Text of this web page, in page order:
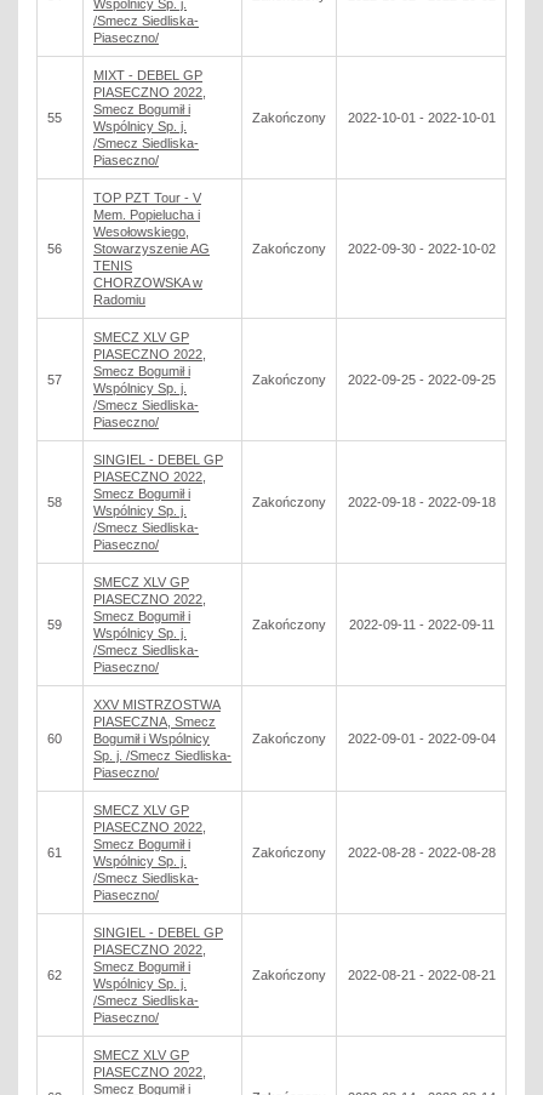
Wspólnicy Sp. j.
/Smecz Siedliska-
Piaseczno/
55
MIXT - DEBEL GP
PIASECZNO 2022,
Smecz Bogumił i
Wspólnicy Sp. j.
/Smecz Siedliska-
Piaseczno/
Zakończony 2022-10-01 - 2022-10-01
56
TOP PZT Tour - V
Mem. Popielucha i
Wesołowskiego,
Stowarzyszenie AG
TENIS
CHORZOWSKA w
Radomiu
Zakończony 2022-09-30 - 2022-10-02
57
SMECZ XLV GP
PIASECZNO 2022,
Smecz Bogumił i
Wspólnicy Sp. j.
/Smecz Siedliska-
Piaseczno/
Zakończony 2022-09-25 - 2022-09-25
58
SINGIEL - DEBEL GP
PIASECZNO 2022,
Smecz Bogumił i
Wspólnicy Sp. j.
/Smecz Siedliska-
Piaseczno/
Zakończony 2022-09-18 - 2022-09-18
59
SMECZ XLV GP
PIASECZNO 2022,
Smecz Bogumił i
Wspólnicy Sp. j.
/Smecz Siedliska-
Piaseczno/
Zakończony 2022-09-11 - 2022-09-11
60
XXV MISTRZOSTWA
PIASECZNA, Smecz
Bogumił i Wspólnicy
Sp. j. /Smecz Siedliska-
Piaseczno/
Zakończony 2022-09-01 - 2022-09-04
61
SMECZ XLV GP
PIASECZNO 2022,
Smecz Bogumił i
Wspólnicy Sp. j.
/Smecz Siedliska-
Piaseczno/
Zakończony 2022-08-28 - 2022-08-28
62
SINGIEL - DEBEL GP
PIASECZNO 2022,
Smecz Bogumił i
Wspólnicy Sp. j.
/Smecz Siedliska-
Piaseczno/
Zakończony 2022-08-21 - 2022-08-21
SMECZ XLV GP
PIASECZNO 2022,
Smecz Bogumił i